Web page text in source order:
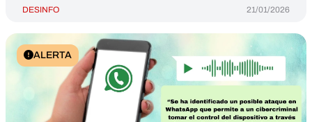
DESINFO 21/01/2026
ALERTA